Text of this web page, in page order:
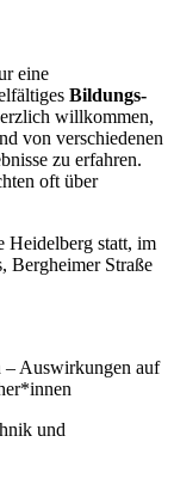
eine
Bildungs-
willkommen,
von verschiedenen
zu erfahren.
oft über
Heidelberg statt, im
Bergheimer Straße
– Auswirkungen auf
und